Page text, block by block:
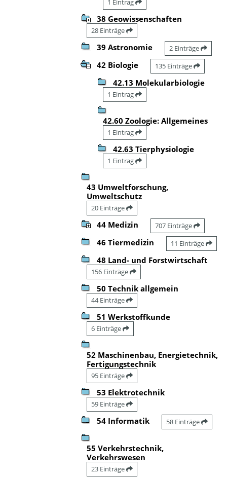
1 Eintrag
38 Geowissenschaften
28 Einträge
39 Astronomie 2 Einträge
42 Biologie 135 Einträge
42.13 Molekularbiologie
1 Eintrag
42.60 Zoologie: Allgemeines
1 Eintrag
42.63 Tierphysiologie
1 Eintrag
43 Umweltforschung,
Umweltschutz
20 Einträge
44 Medizin 707 Einträge
46 Tiermedizin 11 Einträge
48 Land- und Forstwirtschaft
156 Einträge
50 Technik allgemein
44 Einträge
51 Werkstoffkunde
6 Einträge
52 Maschinenbau, Energietechnik,
Fertigungstechnik
95 Einträge
53 Elektrotechnik
59 Einträge
54 Informatik 58 Einträge
55 Verkehrstechnik,
Verkehrswesen
23 Einträge